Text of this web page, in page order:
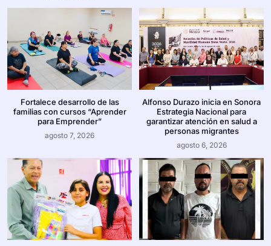
Fortalece desarrollo de las
familias con cursos “Aprender
para Emprender”
agosto 7, 2026
Alfonso Durazo inicia en Sonora
Estrategia Nacional para
garantizar atención en salud a
personas migrantes
agosto 6, 2026